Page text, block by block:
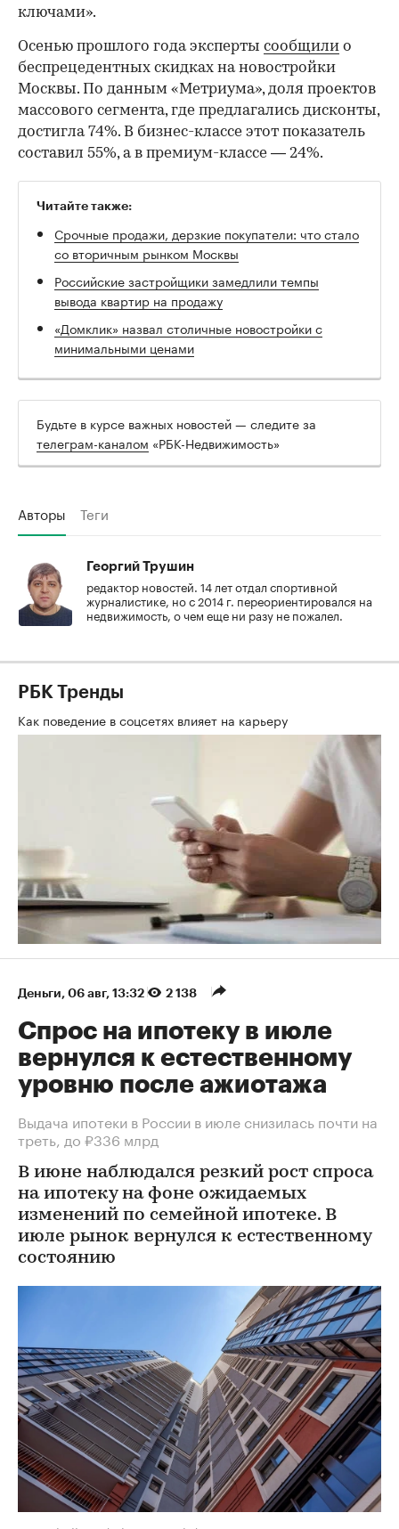
ключами».
Осенью прошлого года эксперты сообщили о
беспрецедентных скидках на новостройки
Москвы. По данным «Метриума», доля проектов
массового сегмента, где предлагались дисконты,
достигла 74%. В бизнес-классе этот показатель
составил 55%, а в премиум-классе — 24%.
Читайте также:
Срочные продажи, дерзкие покупатели: что стало
со вторичным рынком Москвы
Российские застройщики замедлили темпы
вывода квартир на продажу
«Домклик» назвал столичные новостройки с
минимальными ценами
Будьте в курсе важных новостей — следите за
телеграм-каналом «РБК-Недвижимость»
Авторы Теги
Георгий Трушин
редактор новостей. 14 лет отдал спортивной
журналистике, но с 2014 г. переориентировался на
недвижимость, о чем еще ни разу не пожалел.
РБК Тренды
Как поведение в соцсетях влияет на карьеру
Деньги 06 авг, 13:32 2 138
Спрос на ипотеку в июле
вернулся к естественному
уровню после ажиотажа
Выдача ипотеки в России в июле снизилась почти на
треть, до ₽336 млрд
В июне наблюдался резкий рост спроса
на ипотеку на фоне ожидаемых
изменений по семейной ипотеке. В
июле рынок вернулся к естественному
состоянию